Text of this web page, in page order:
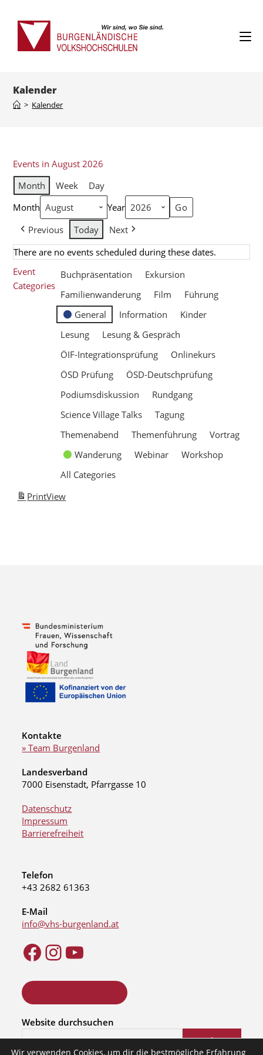
Kalender
> Kalender
Events in August 2026
Month
Week
Day
Month
Year
Previous
Today
Next
There are no events scheduled during these dates.
Event
Categories
Buchpräsentation
Exkursion
Familienwanderung
Film
Führung
General
Information
Kinder
Lesung
Lesung & Gespräch
ÖIF-Integrationsprüfung
Onlinekurs
ÖSD Prüfung
ÖSD-Deutschprüfung
Podiumsdiskussion
Rundgang
Science Village Talks
Tagung
Themenabend
Themenführung
Vortrag
Wanderung
Webinar
Workshop
All Categories
PrintView
Kontakte
» Team Burgenland
Landesverband
7000 Eisenstadt, Pfarrgasse 10
Datenschutz
Impressum
Barrierefreiheit
Telefon
+43 2682 61363
E-Mail
info@vhs-burgenland.at
Website durchsuchen
Suchen
Wir verwenden Cookies, um dir die bestmögliche Erfahrung